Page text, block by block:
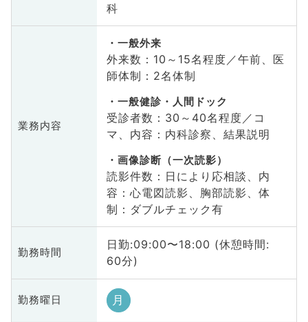
科
業務内容
一般外来
外来数：10～15名程度／午前、医
師体制：2名体制
一般健診・人間ドック
受診者数：30～40名程度／コ
マ、内容：内科診察、結果説明
画像診断（一次読影）
読影件数：日により応相談、内
容：心電図読影、胸部読影、体
制：ダブルチェック有
勤務時間
日勤:09:00〜18:00 (休憩時間:
60分)
勤務曜日 月